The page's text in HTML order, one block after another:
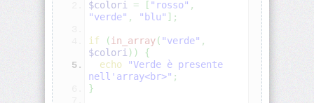
PHP:
Metodi
statici
costruttori
$colori
= [ "rosso" ,
"verde" , "blu" ] ;
if ( in_array( "verde" ,
$colori ) )
{
echo
"Verde è presente
nell'array<br>" ;
}